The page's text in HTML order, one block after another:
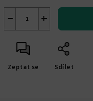
+
−
Zeptat se Sdílet